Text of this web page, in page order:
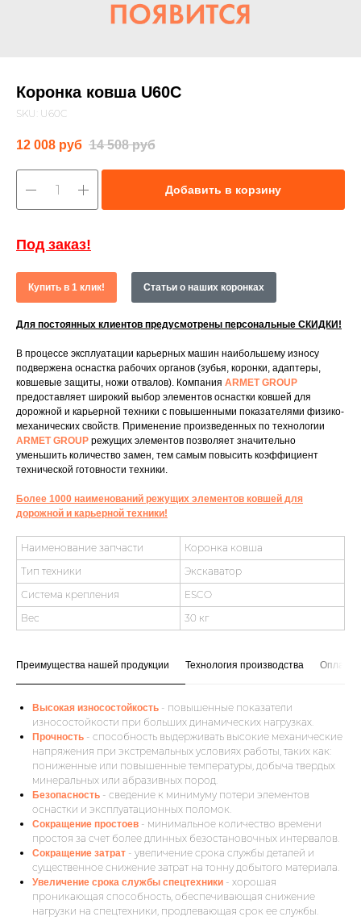
Коронка ковша U60C
SKU: U60C
12 008 руб 14 508 руб
Добавить в корзину
Под заказ!
Купить в 1 клик! Статьи о наших коронках
Для постоянных клиентов предусмотрены персональные СКИДКИ!
В процессе эксплуатации карьерных машин наибольшему износу
подвержена оснастка рабочих органов (зубья, коронки, адаптеры,
ковшевые защиты, ножи отвалов). Компания ARMET GROUP
предоставляет широкий выбор элементов оснастки ковшей для
дорожной и карьерной техники с повышенными показателями физико-
механических свойств. Применение произведенных по технологии
ARMET GROUP режущих элементов позволяет значительно
уменьшить количество замен, тем самым повысить коэффициент
технической готовности техники.
Более 1000 наименований режущих элементов ковшей для
дорожной и карьерной техники!
Наименование запчасти
Коронка ковша
Тип техники
Экскаватор
Система крепления
ESCO
Вес
30 кг
Преимущества нашей продукции Технология производства Оплата
Высокая износостойкость - повышенные показатели
износостойкости при больших динамических нагрузках.
Прочность - способность выдерживать высокие механические
напряжения при экстремальных условиях работы, таких как:
пониженные или повышенные температуры, добыча твердых
минеральных или абразивных пород.
Безопасность - сведение к минимуму потери элементов
оснастки и эксплуатационных поломок.
Сокращение простоев - минимальное количество времени
простоя за счет более длинных безостановочных интервалов.
Сокращение затрат - увеличение срока службы деталей и
существенное снижение затрат на тонну добытого материала.
Увеличение срока службы спецтехники - хорошая
проникающая способность, обеспечивающая снижение
нагрузки на спецтехники, продлевающая срок ее службы.